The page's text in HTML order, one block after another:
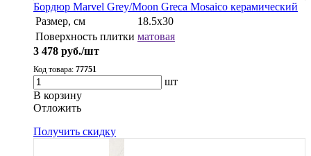
Бордюр Marvel Grey/Moon Greca Mosaico керамический
Размер, см
18.5x30
Поверхность плитки матовая
3 478 руб./шт
Код товара: 77751
шт
В корзину
Oтложить
Получить скидку